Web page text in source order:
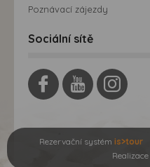
Poznávací zájezdy
Sociální sítě
Rezervační systém is>tour
Realizace